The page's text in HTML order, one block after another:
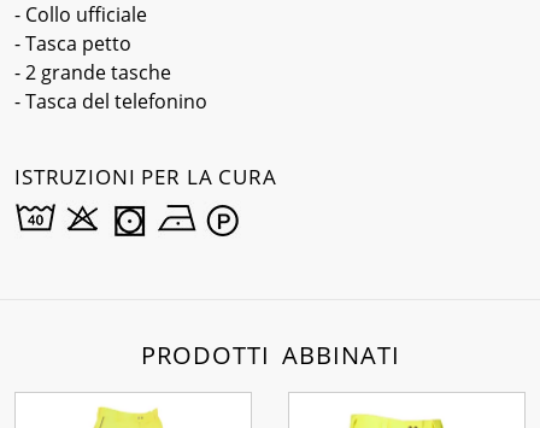
- Collo ufficiale
- Tasca petto
- 2 grande tasche
- Tasca del telefonino
ISTRUZIONI PER LA CURA
PRODOTTI ABBINATI